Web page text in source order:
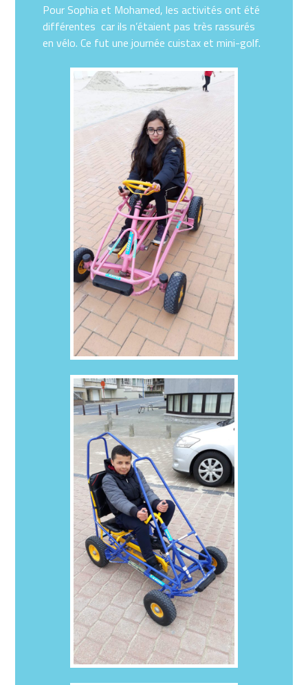
Pour Sophia et Mohamed, les activités ont été
différentes car ils n’étaient pas très rassurés
en vélo. Ce fut une journée cuistax et mini-golf.